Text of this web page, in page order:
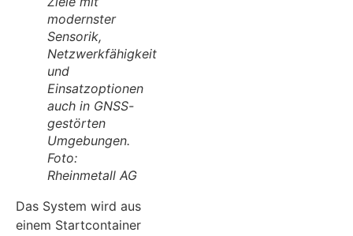
modernster
Sensorik,
Netzwerkfähigkeit
und
Einsatzoptionen
auch in GNSS-
gestörten
Umgebungen.
Foto:
Rheinmetall AG
Das System wird aus
einem Startcontainer